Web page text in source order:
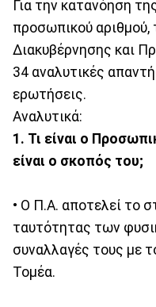
Για την κατανόηση
προσωπικού αριθμού,
Διακυβέρνησης και
34 αναλυτικές
ερωτήσεις.
Αναλυτικά:
1. Τι είναι ο
είναι ο σκοπός του;
• Ο Π.Α. αποτελεί το
ταυτότητας των
συναλλαγές τους με
Τομέα.